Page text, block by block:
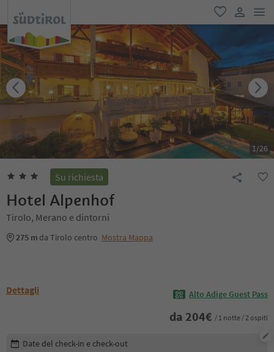
favoriti
user link
1/26
Su richiesta
Hotel Alpenhof
Tirolo, Merano e dintorni
275 m da Tirolo centro Mostra Mappa
Dettagli Alto Adige Guest Pass
da 204€ / 1 notte / 2 ospiti
Modifica i dettagli della prenotazione
Date del check-in e check-out